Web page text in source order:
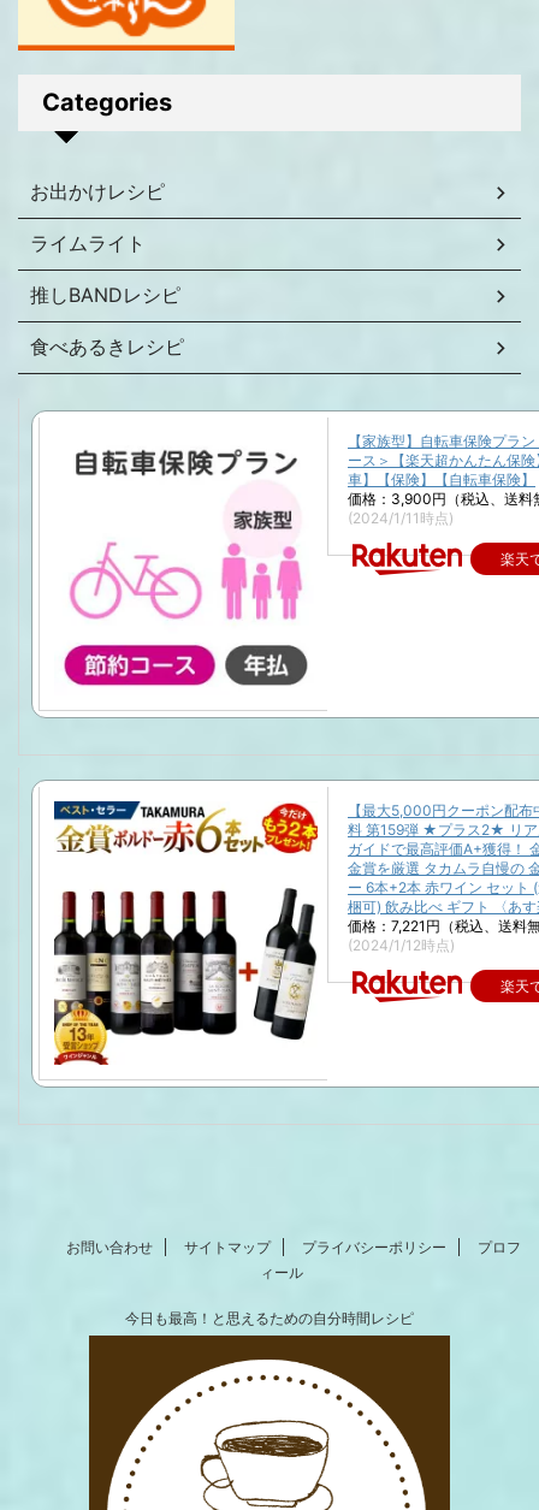
Categories
お出かけレシピ
ライムライト
推しBANDレシピ
食べあるきレシピ
【家族型】自転車保険プラ
ース＞【楽天超かんたん保
車】【保険】【自転車保険】
価格：3,900円（税込、送料
(2024/1/11時点)
楽天
【最大5,000円クーポン配布
料 第159弾 ★プラス2★ リア
ガイドで最高評価A+獲得！
金賞を厳選 タカムラ自慢の
ー 6本+2本 赤ワイン セット
梱可) 飲み比べ ギフト 〈あ
価格：7,221円（税込、送料
(2024/1/12時点)
楽天
お問い合わせ サイトマップ プライバシーポリシー
プロフ
ィール
今日も最高！と思えるための自分時間レシピ